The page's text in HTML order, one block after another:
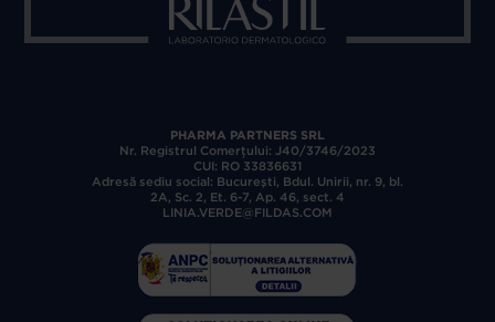
PHARMA PARTNERS SRL
Nr. Registrul Comerţului: J40/3746/2023
CUI: RO 33836631
Adresă sediu social: Bucureşti, Bdul. Unirii, nr. 9, bl.
2A, Sc. 2, Et. 6-7, Ap. 46, sect. 4
LINIA.VERDE@FILDAS.COM